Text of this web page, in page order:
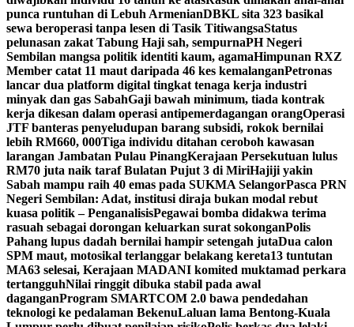
punca runtuhan di Lebuh ArmenianDBKL sita 323 basikal
sewa beroperasi tanpa lesen di Tasik TitiwangsaStatus
pelunasan zakat Tabung Haji sah, sempurnaPH Negeri
Sembilan mangsa politik identiti kaum, agamaHimpunan RXZ
Member catat 11 maut daripada 46 kes kemalanganPetronas
lancar dua platform digital tingkat tenaga kerja industri
minyak dan gas SabahGaji bawah minimum, tiada kontrak
kerja dikesan dalam operasi antipemerdagangan orangOperasi
JTF banteras penyeludupan barang subsidi, rokok bernilai
lebih RM660, 000Tiga individu ditahan ceroboh kawasan
larangan Jambatan Pulau PinangKerajaan Persekutuan lulus
RM70 juta naik taraf Bulatan Pujut 3 di MiriHajiji yakin
Sabah mampu raih 40 emas pada SUKMA SelangorPasca PRN
Negeri Sembilan: Adat, institusi diraja bukan modal rebut
kuasa politik – PenganalisisPegawai bomba didakwa terima
rasuah sebagai dorongan keluarkan surat sokonganPolis
Pahang lupus dadah bernilai hampir setengah jutaDua calon
SPM maut, motosikal terlanggar belakang kereta13 tuntutan
MA63 selesai, Kerajaan MADANI komited muktamad perkara
tertangguhNilai ringgit dibuka stabil pada awal
daganganProgram SMARTCOM 2.0 bawa pendedahan
teknologi ke pedalaman BekenuLaluan lama Bentong-Kuala